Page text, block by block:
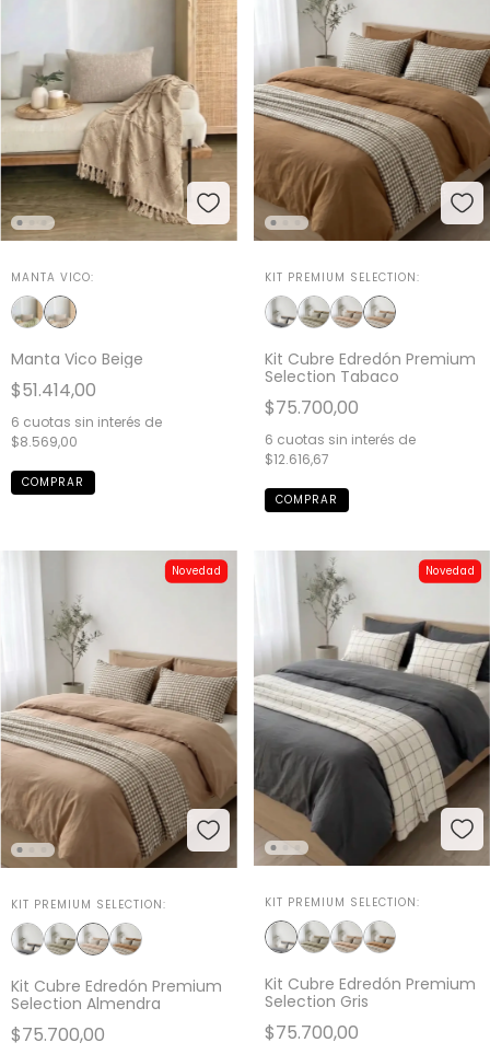
MANTA VICO:
Manta Vico Beige
$51.414,00
6 cuotas sin interés de
$8.569,00
KIT PREMIUM SELECTION:
Kit Cubre Edredón Premium
Selection Tabaco
$75.700,00
6 cuotas sin interés de
$12.616,67
COMPRAR
Novedad
KIT PREMIUM SELECTION:
Kit Cubre Edredón Premium
Selection Almendra
$75.700,00
Novedad
KIT PREMIUM SELECTION:
Kit Cubre Edredón Premium
Selection Gris
$75.700,00